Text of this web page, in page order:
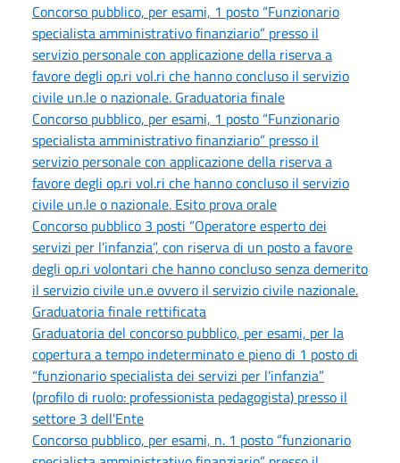
Concorso pubblico, per esami, 1 posto “Funzionario
specialista amministrativo finanziario” presso il
servizio personale con applicazione della riserva a
favore degli op.ri vol.ri che hanno concluso il servizio
civile un.le o nazionale. Graduatoria finale
Concorso pubblico, per esami, 1 posto “Funzionario
specialista amministrativo finanziario” presso il
servizio personale con applicazione della riserva a
favore degli op.ri vol.ri che hanno concluso il servizio
civile un.le o nazionale. Esito prova orale
Concorso pubblico 3 posti “Operatore esperto dei
servizi per l’infanzia”, con riserva di un posto a favore
degli op.ri volontari che hanno concluso senza demerito
il servizio civile un.e ovvero il servizio civile nazionale.
Graduatoria finale rettificata
Graduatoria del concorso pubblico, per esami, per la
copertura a tempo indeterminato e pieno di 1 posto di
“funzionario specialista dei servizi per l’infanzia”
(profilo di ruolo: professionista pedagogista) presso il
settore 3 dell'Ente
Concorso pubblico, per esami, n. 1 posto “funzionario